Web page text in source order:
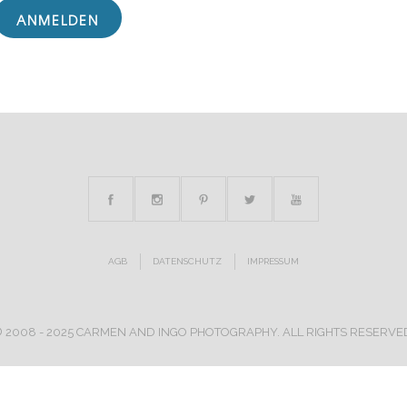
AGB DATENSCHUTZ IMPRESSUM
- 2025 CARMEN AND INGO PHOTOGRAPHY. ALL RIGHTS